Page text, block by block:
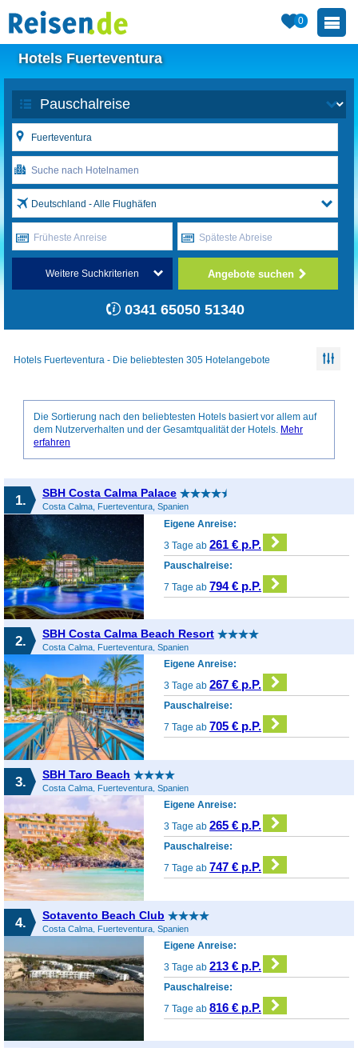
0
Hotels Fuerteventura
Deutschland - Alle Flughäfen
Früheste Anreise Späteste Abreise
Weitere Suchkriterien Angebote suchen
0341 65050 51340
Hotels Fuerteventura - Die beliebtesten 305 Hotelangebote
Die Sortierung nach den beliebtesten Hotels basiert vor allem auf
dem Nutzerverhalten und der Gesamtqualität der Hotels. Mehr
erfahren
1. SBH Costa Calma Palace
Costa Calma, Fuerteventura, Spanien
Eigene Anreise:
3 Tage ab261 € p.P.
Pauschalreise:
7 Tage ab794 € p.P.
2. SBH Costa Calma Beach Resort
Costa Calma, Fuerteventura, Spanien
Eigene Anreise:
3 Tage ab267 € p.P.
Pauschalreise:
7 Tage ab 705 € p.P.
3. SBH Taro Beach
Costa Calma, Fuerteventura, Spanien
Eigene Anreise:
3 Tage ab265 € p.P.
Pauschalreise:
7 Tage ab 747 € p.P.
4. Sotavento Beach Club
Costa Calma, Fuerteventura, Spanien
Eigene Anreise:
3 Tage ab213 € p.P.
Pauschalreise:
7 Tage ab816 € p.P.